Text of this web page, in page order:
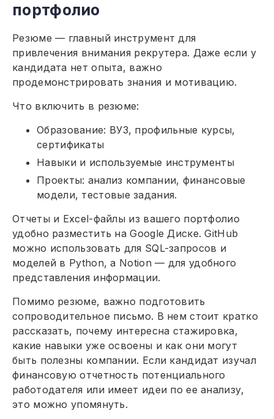
портфолио
Резюме — главный инструмент для
привлечения внимания рекрутера. Даже если у
кандидата нет опыта, важно
продемонстрировать знания и мотивацию.
Что включить в резюме:
Образование: ВУЗ, профильные курсы,
сертификаты
Навыки и используемые инструменты
Проекты: анализ компании, финансовые
модели, тестовые задания.
Отчеты и Excel-файлы из вашего портфолио
удобно разместить на Google Диске. GitHub
можно использовать для SQL-запросов и
моделей в Python, а Notion — для удобного
представления информации.
Помимо резюме, важно подготовить
сопроводительное письмо. В нем стоит кратко
рассказать, почему интересна стажировка,
какие навыки уже освоены и как они могут
быть полезны компании. Если кандидат изучал
финансовую отчетность потенциального
работодателя или имеет идеи по ее анализу,
это можно упомянуть.